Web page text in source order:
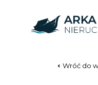
Wróć do